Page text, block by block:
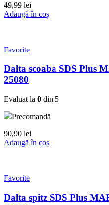
49,99 lei
Adaugă în coș
Favorite
Dalta scoaba SDS Plus
25080
Evaluat la 0 din 5
Precomandă
90,90 lei
Adaugă în coș
Favorite
Dalta spitz SDS Plus